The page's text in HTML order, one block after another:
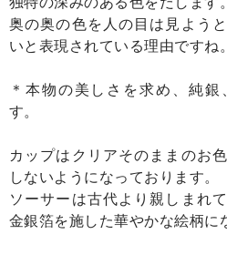
奥の奥の色を人の目は見よう
いと表現されている理由ですね。
＊本物の美しさを求め、純
す。
カップはクリアそのままのお
しないようになっております。
ソーサーは古代より親しまれ
金銀箔を施した華やかな絵柄に